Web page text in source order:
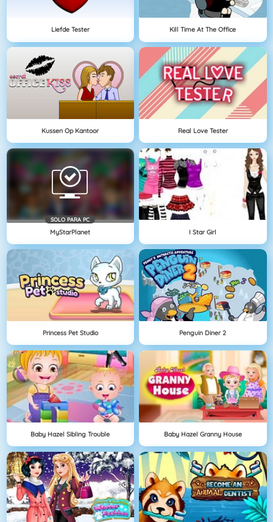
Liefde Tester Kill Time At The Office
Kussen Op Kantoor Real Love Tester
SOLO PARA PC
MyStarPlanet I Star Girl
Princess Pet Studio Penguin Diner 2
Baby Hazel Sibling Trouble Baby Hazel Granny House